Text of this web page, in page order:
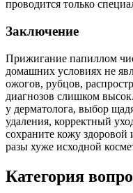
проводится только
Заключение
Прижигание папиллом
домашних условиях не
ожогов, рубцов,
диагнозов слишком
у дерматолога, выбор
удаления, корректный
сохраните кожу
разы хуже исходной
Категория